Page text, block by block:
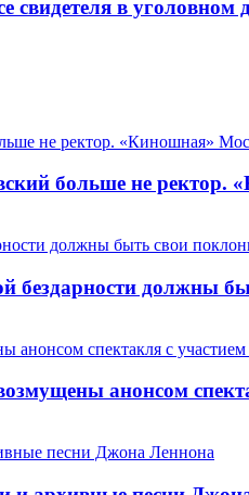
свидетеля в уголовном
больше не ректор.
бездарности должны
анонсом